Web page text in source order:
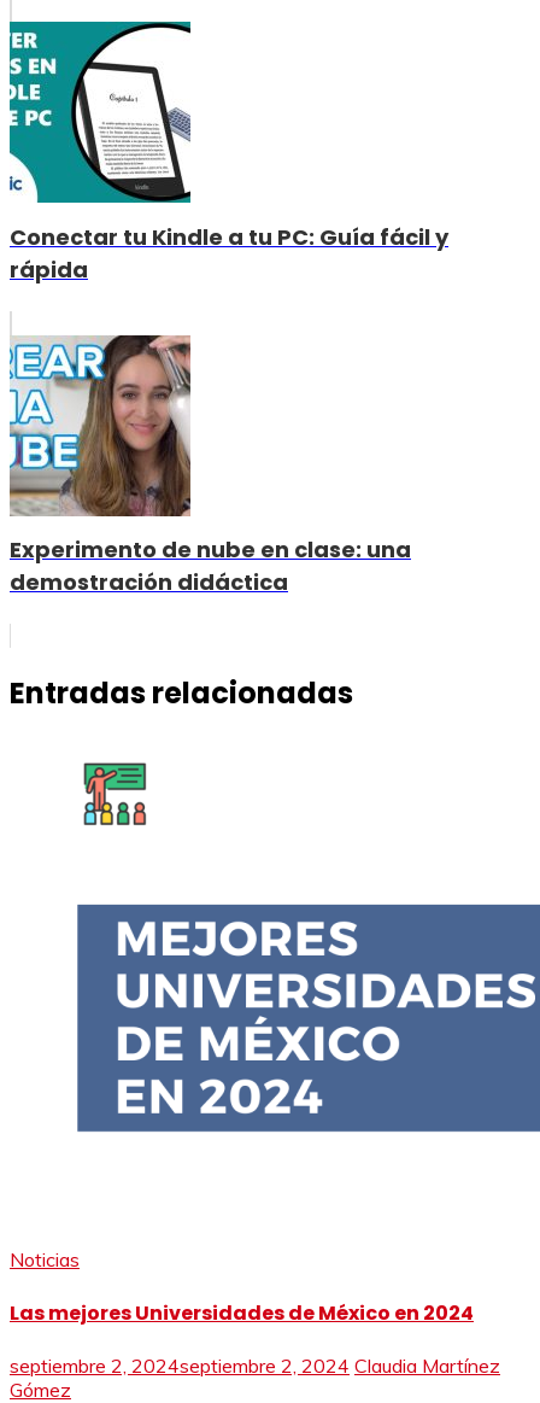
Conectar tu Kindle a tu PC: Guía fácil y
rápida
Experimento de nube en clase: una
demostración didáctica
Entradas relacionadas
Noticias
Las mejores Universidades de México en 2024
septiembre 2, 2024septiembre 2, 2024 Claudia Martínez
Gómez